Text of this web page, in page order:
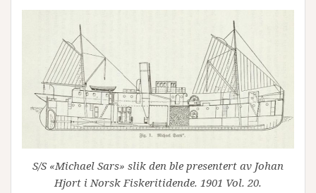
S/S «Michael Sars» slik den ble presentert av Johan
Hjort i Norsk Fiskeritidende. 1901 Vol. 20.